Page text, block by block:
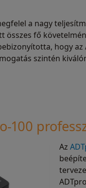
a nagy
összes fő
hogy
szintén
100
Az